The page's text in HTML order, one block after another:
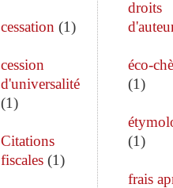
cessation (1)
cession
d'universalité
(1)
Citations
fiscales(1)
droits
éco-
(1)
(1)
frais